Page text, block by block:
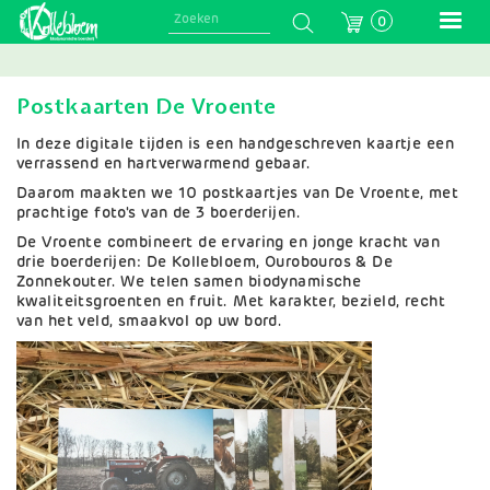
Skip
0
Postkaarten De Vroente
In deze digitale tijden is een handgeschreven kaartje een
verrassend en hartverwarmend gebaar.
Daarom maakten we 10 postkaartjes van De Vroente, met
prachtige foto's van de 3 boerderijen.
De Vroente combineert de ervaring en jonge kracht van
drie boerderijen: De Kollebloem, Ourobouros & De
Zonnekouter. We telen samen biodynamische
kwaliteitsgroenten en fruit. Met karakter, bezield, recht
van het veld, smaakvol op uw bord.